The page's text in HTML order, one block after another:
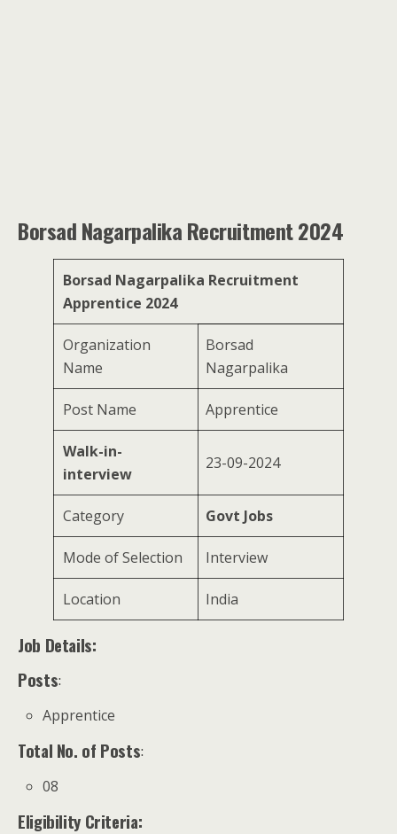
Borsad Nagarpalika Recruitment 2024
Borsad Nagarpalika Recruitment
Apprentice 2024
Organization
Name
Borsad
Nagarpalika
Post Name Apprentice
Walk-in-
interview
23-09-2024
Category Govt Jobs
Mode of Selection Interview
Location India
Job Details:
Posts:
Apprentice
Total No. of Posts:
08
Eligibility Criteria: